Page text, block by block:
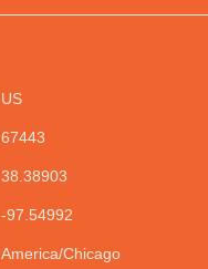
US
67443
38.38903
-97.54992
America/Chicago